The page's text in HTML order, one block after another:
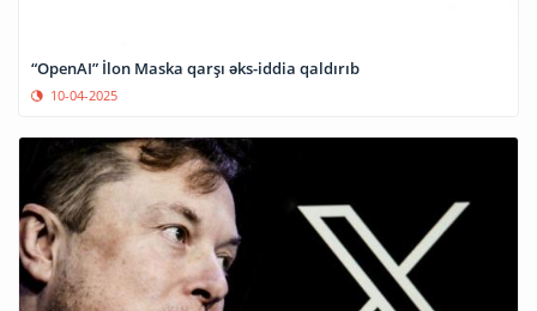
“OpenAI” İlon Maska qarşı əks-iddia qaldırıb
10-04-2025